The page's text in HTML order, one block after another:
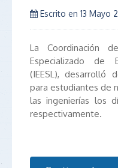
Escrito en 13 Mayo
La Coordinación
Especializado de
(IEESL), desarrolló
para estudiantes de
las ingenierías los
respectivamente.